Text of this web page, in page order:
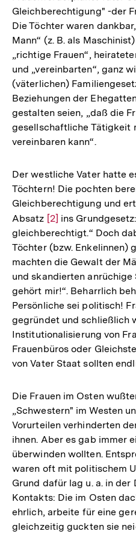
Gleichberechtigung" -der
Die Töchter waren
Mann“ (z. B. als
„richtige Frauen“,
und „vereinbarten“, ganz
(väterlichen)
Beziehungen der
gestalten seien, „daß die
gesellschaftliche Tätigkeit
vereinbaren kann“.
Der westliche Vater hatte
Töchtern! Die pochten
Gleichberechtigung und
Absatz Zur
Auflösung
der
Fußnote
[2] ins
gleichberechtigt.“ Doch
Töchter (bzw. Enkelinnen)
machten die Gewalt der
und skandierten anrüchige
gehört mir!“. Beharrlich
Persönliche sei politisch!
gegründet und schließlich
Institutionalisierung von
Frauenbüros oder
von Vater Staat sollten
Die Frauen im Osten
„Schwestern" im Westen
Vorurteilen verhinderten
ihnen. Aber es gab immer
überwinden wollten.
waren oft mit politischem
Grund dafür lag u. a. in
Kontakts: Die im Osten
ehrlich, arbeite für eine
gleichzeitig guckten sie